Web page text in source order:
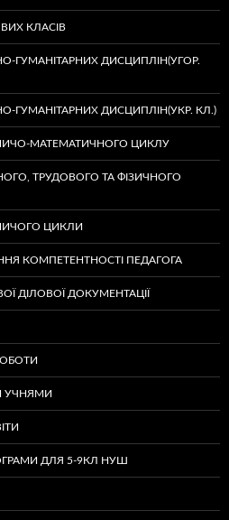
КЛАСІВ
ГУМАНІТАРНИХ ДИСЦИПЛІН(УГОР.
ГУМАНІТАРНИХ ДИСЦИПЛІН(УКР. КЛ.)
МАТЕМАТИЧНОГО ЦИКЛУ
ТРУДОВОГО ТА ФІЗИЧНОГО
ЦИКЛИ
КОМПЕТЕНТНОСТІ ПЕДАГОГА
ДІЛОВОЇ ДОКУМЕНТАЦІЇ
УЧНЯМИ
ДЛЯ 5-9КЛ НУШ